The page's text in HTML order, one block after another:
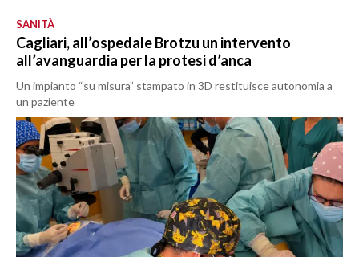
SANITÀ
Cagliari, all’ospedale Brotzu un intervento
all’avanguardia per la protesi d’anca
Un impianto “su misura” stampato in 3D restituisce autonomia a
un paziente